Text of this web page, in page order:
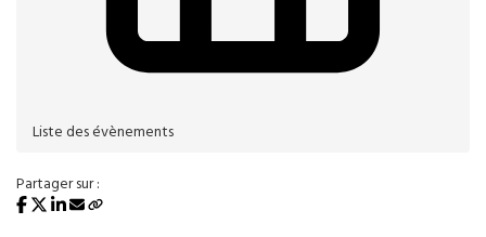
Liste des évènements
Partager sur :